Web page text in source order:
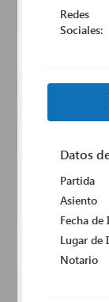
Redes
Sociales:
Datos
Partida
Asiento
Fecha
Lugar de
Notario